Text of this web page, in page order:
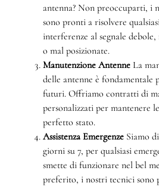
antenna? Non preoccuparti, i
sono pronti a risolvere
interferenze al segnale
o mal posizionate.
Manutenzione Antenne La
delle antenne è fondamentale
futuri. Offriamo contratti di
personalizzati per mantenere
perfetto stato.
Assistenza Emergenze Siamo
giorni su 7, per qualsiasi
smette di funzionare nel bel
preferito, i nostri tecnici sono